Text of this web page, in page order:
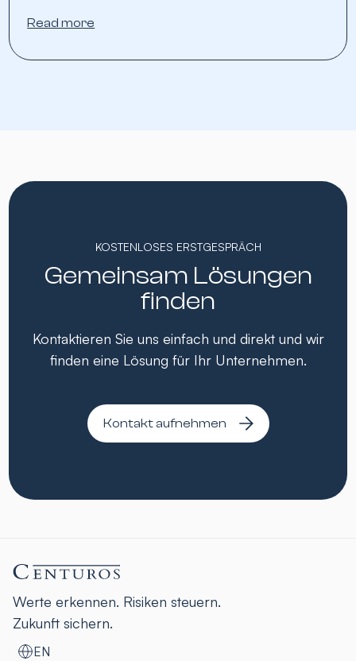
Read more
KOSTENLOSES ERSTGESPRÄCH
Gemeinsam Lösungen
finden
Kontaktieren Sie uns einfach und direkt und wir
finden eine Lösung für Ihr Unternehmen.
Kontakt aufnehmen
Werte erkennen. Risiken steuern.
Zukunft sichern.
EN